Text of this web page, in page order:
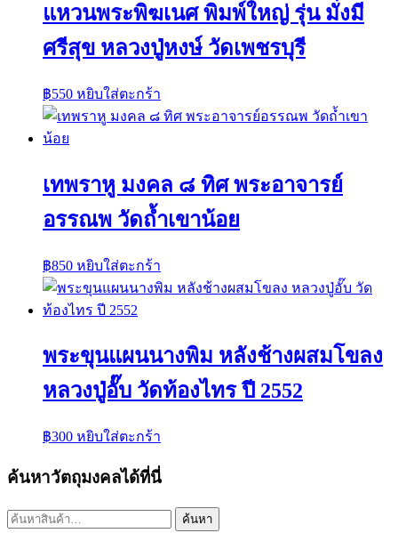
แหวนพระพิฆเนศ พิมพ์ใหญ่ รุ่น มั่งมี
ศรีสุข หลวงปู่หงษ์ วัดเพชรบุรี
฿550 หยิบใส่ตะกร้า
เทพราหู มงคล ๘ ทิศ พระอาจารย์
อรรณพ วัดถ้ำเขาน้อย
฿850 หยิบใส่ตะกร้า
พระขุนแผนนางพิม หลังช้างผสมโขลง
หลวงปู่อั๊บ วัดท้องไทร ปี 2552
฿300 หยิบใส่ตะกร้า
ค้นหาวัตถุมงคลได้ที่นี่
ค้นหา: ค้นหา